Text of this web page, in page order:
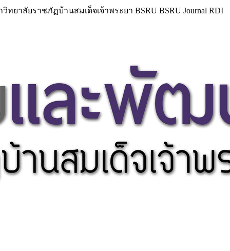
ลัยราชภัฏบ้านสมเด็จเจ้าพระยา BSRU BSRU Journal RDI